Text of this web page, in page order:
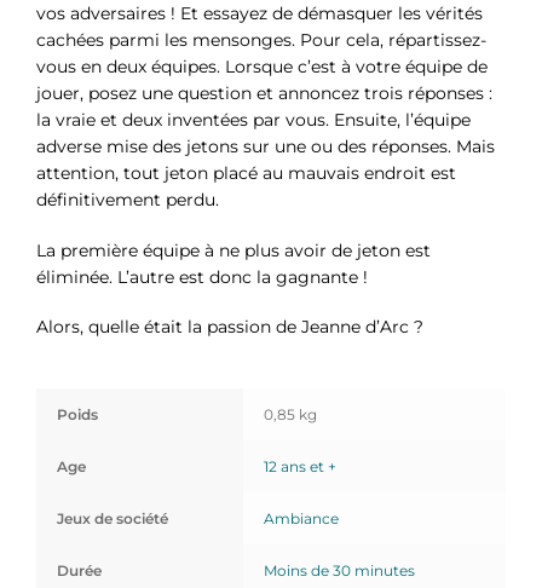
vos adversaires ! Et essayez de démasquer les vérités
cachées parmi les mensonges. Pour cela, répartissez-
vous en deux équipes. Lorsque c’est à votre équipe de
jouer, posez une question et annoncez trois réponses :
la vraie et deux inventées par vous. Ensuite, l’équipe
adverse mise des jetons sur une ou des réponses. Mais
attention, tout jeton placé au mauvais endroit est
définitivement perdu.
La première équipe à ne plus avoir de jeton est
éliminée. L’autre est donc la gagnante !
Alors, quelle était la passion de Jeanne d’Arc ?
Poids 0,85 kg
Age 12 ans et +
Jeux de société Ambiance
Durée Moins de 30 minutes